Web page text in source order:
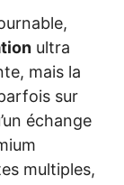
ultra
mais la
sur
échange
multiples,